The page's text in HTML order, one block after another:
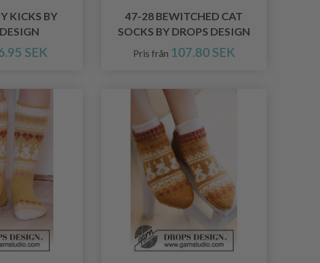
KICKS BY
SEK
47-28 BEWITCHED CAT
SOCKS BY DROPS DESIGN
Pris från 107.80 SEK